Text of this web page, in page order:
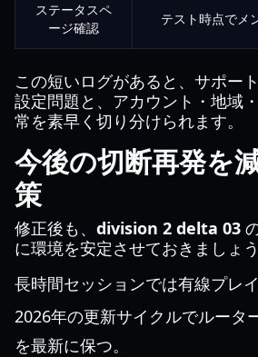
ステータスペ
ージ確認
テスト時点でメ
この短いログがあると、サポー
設定問題と、アカウント・地域
常を素早く切り分けられます。
今後の切断再発を
策
修正後も、 division 2 delta 03
に環境を安定させておきましょう
長時間セッションでは有線プレイ
2026年の更新サイクルでルータ
を最新に保つ。